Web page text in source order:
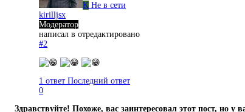
K Не в сети
kirilljsx
Модератор
написал в отредактировано
#2
1 ответ Последний ответ
0
Здравствуйте! Похоже, вас заинтересовал этот пост, но у